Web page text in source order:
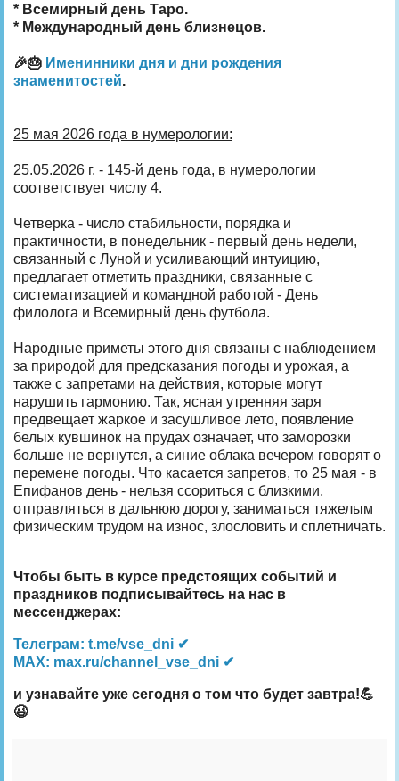
* Всемирный день Таро.
* Международный день близнецов.
🎉🎂 Именинники дня и дни рождения
знаменитостей.
25 мая 2026 года в нумерологии:
25.05.2026 г. - 145-й день года, в нумерологии
соответствует числу 4.
Четверка - число стабильности, порядка и
практичности, в понедельник - первый день недели,
связанный с Луной и усиливающий интуицию,
предлагает отметить праздники, связанные с
систематизацией и командной работой - День
филолога и Всемирный день футбола.
Народные приметы этого дня связаны с наблюдением
за природой для предсказания погоды и урожая, а
также с запретами на действия, которые могут
нарушить гармонию. Так, ясная утренняя заря
предвещает жаркое и засушливое лето, появление
белых кувшинок на прудах означает, что заморозки
больше не вернутся, а синие облака вечером говорят о
перемене погоды. Что касается запретов, то 25 мая - в
Епифанов день - нельзя ссориться с близкими,
отправляться в дальнюю дорогу, заниматься тяжелым
физическим трудом на износ, злословить и сплетничать.
Чтобы быть в курсе предстоящих событий и
праздников подписывайтесь на нас в
мессенджерах:
Телеграм: t.me/vse_dni ✔
MAX: max.ru/channel_vse_dni ✔
и узнавайте уже сегодня о том что будет завтра!💪
😉